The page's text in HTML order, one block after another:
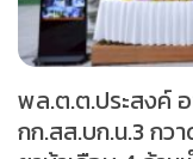
พล.ต.ต.ประสงค์
กก.สส.บก.น.3 กว